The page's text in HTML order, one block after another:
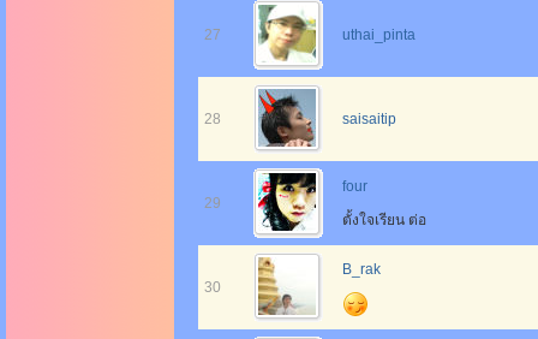
27 uthai_pinta
28 saisaitip
29
four
ตั้งใจเรียน ต่อ
30
B_rak